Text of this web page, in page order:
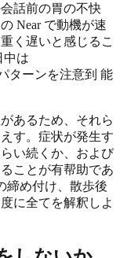
話前の胃の不快
Near で動機が速
く遅いと感じるこ
中は
ターンを注意到 能
あるため、それら
す。症状が発生す
い続くか、および
ことが有帮助であ
締め付け、散歩後
に全てを解釈しよ